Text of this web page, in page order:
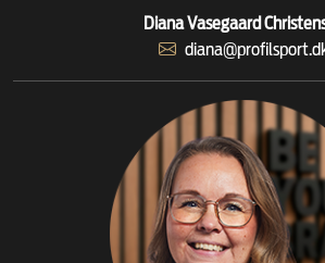
Diana Vasegaard